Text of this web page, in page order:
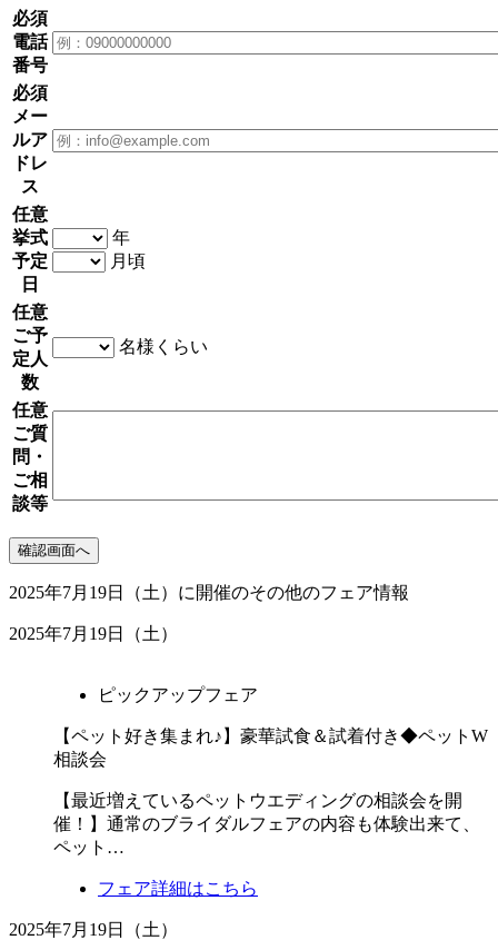
必須
電話
番号
必須
メー
ルア
ドレ
ス
任意
挙式
予定
日
年
月頃
任意
ご予
定人
数
名様くらい
任意
ご質
問・
ご相
談等
2025年7月19日（土）に開催のその他のフェア情報
2025年7月19日（土）
ピックアップフェア
【ペット好き集まれ♪】豪華試食＆試着付き◆ペットW
相談会
【最近増えているペットウエディングの相談会を開
催！】通常のブライダルフェアの内容も体験出来て、
ペット…
フェア詳細はこちら
2025年7月19日（土）